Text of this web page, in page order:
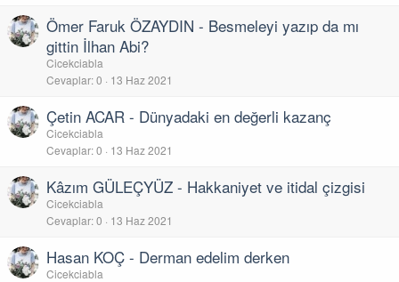
Ömer Faruk ÖZAYDIN - Besmeleyi yazıp da mı
gittin İlhan Abi?
Cicekciabla
Cevaplar 0 13 Haz 2021
Çetin ACAR - Dünyadaki en değerli kazanç
Cicekciabla
Cevaplar 0 13 Haz 2021
Kâzım GÜLEÇYÜZ - Hakkaniyet ve itidal çizgisi
Cicekciabla
Cevaplar 0 13 Haz 2021
Hasan KOÇ - Derman edelim derken
Cicekciabla